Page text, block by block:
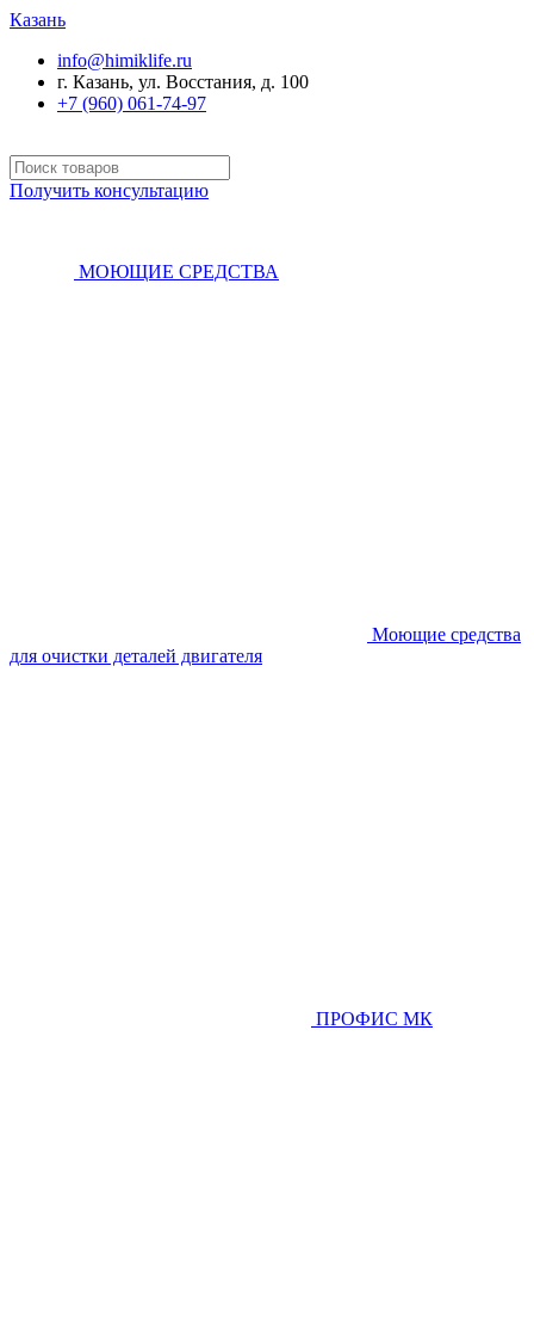
Казань
info@himiklife.ru
г. Казань, ул. Восстания, д. 100
+7 (960) 061-74-97
Получить консультацию
МОЮЩИЕ СРЕДСТВА
Моющие средства
для очистки деталей двигателя
ПРОФИС МК